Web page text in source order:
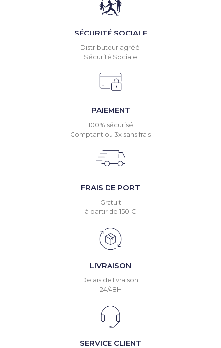
SÉCURITÉ SOCIALE
Distributeur agréé
Sécurité Sociale
PAIEMENT
100% sécurisé
Comptant ou 3x sans frais
FRAIS DE PORT
Gratuit
à partir de 150 €
LIVRAISON
Délais de livraison
24/48H
SERVICE CLIENT